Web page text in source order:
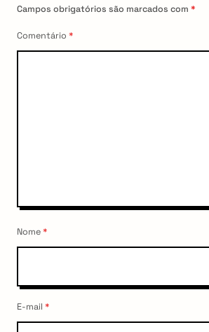
Campos obrigatórios são marcados com *
Comentário *
Nome*
E-mail *